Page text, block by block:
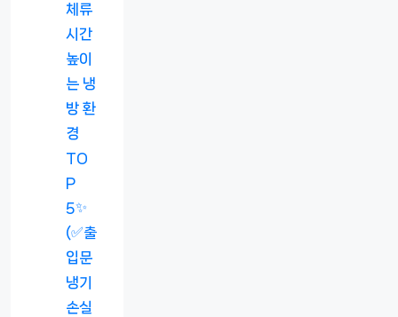
체류
시간
높이
는 냉
방 환
경
TO
P
5✨
(✅출
입문
냉기
손실